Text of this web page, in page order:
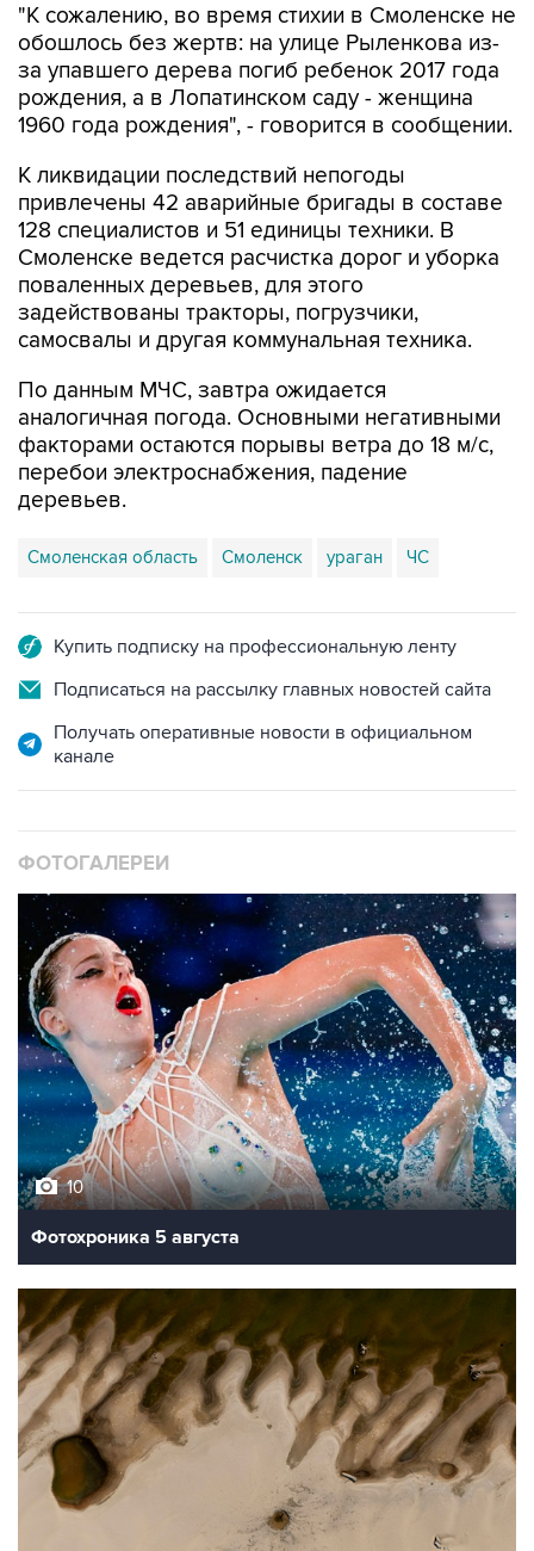
"К сожалению, во время стихии в Смоленске не
обошлось без жертв: на улице Рыленкова из-
за упавшего дерева погиб ребенок 2017 года
рождения, а в Лопатинском саду - женщина
1960 года рождения", - говорится в сообщении.
К ликвидации последствий непогоды
привлечены 42 аварийные бригады в составе
128 специалистов и 51 единицы техники. В
Смоленске ведется расчистка дорог и уборка
поваленных деревьев, для этого
задействованы тракторы, погрузчики,
самосвалы и другая коммунальная техника.
По данным МЧС, завтра ожидается
аналогичная погода. Основными негативными
факторами остаются порывы ветра до 18 м/с,
перебои электроснабжения, падение
деревьев.
Смоленская область Смоленск ураган ЧС
Купить подписку на профессиональную ленту
Подписаться на рассылку главных новостей сайта
Получать оперативные новости в официальном
канале
ФОТОГАЛЕРЕИ
10
Фотохроника 5 августа